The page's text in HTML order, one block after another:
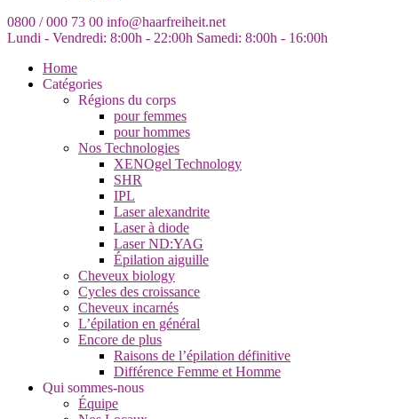
0800 / 000 73 00 info@haarfreiheit.net
Lundi - Vendredi: 8:00h - 22:00h Samedi: 8:00h - 16:00h
Home
Catégories
Régions du corps
pour femmes
pour hommes
Nos Technologies
XENOgel Technology
SHR
IPL
Laser alexandrite
Laser à diode
Laser ND:YAG
Épilation aiguille
Cheveux biology
Cycles des croissance
Cheveux incarnés
L’épilation en général
Encore de plus
Raisons de l’épilation définitive
Différence Femme et Homme
Qui sommes-nous
Équipe